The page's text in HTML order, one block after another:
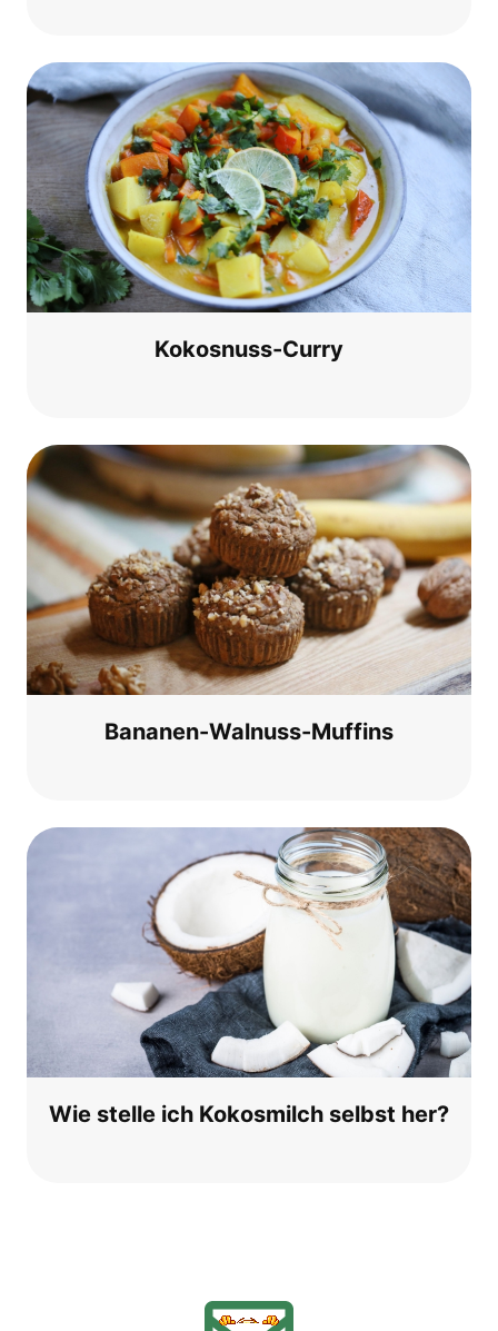
Kokos­nuss-Cur­ry
Bana­nen-Wal­nuss-Muf­fins
Wie stel­le ich Kokos­milch selbst her?